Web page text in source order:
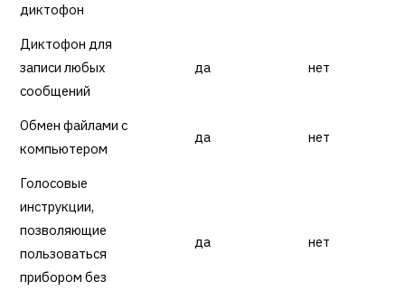
диктофон
Диктофон для
записи любых
сообщений
да нет
Обмен файлами с
компьютером
да нет
Голосовые
инструкции,
позволяющие
пользоваться
прибором без
да нет